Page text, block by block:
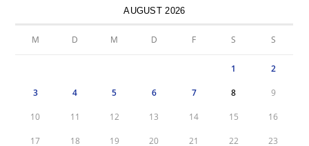
AUGUST 2026
M D M D F S S
1 2
3 4 5 6 7 8 9
10 11 12 13 14 15 16
17 18 19 20 21 22 23